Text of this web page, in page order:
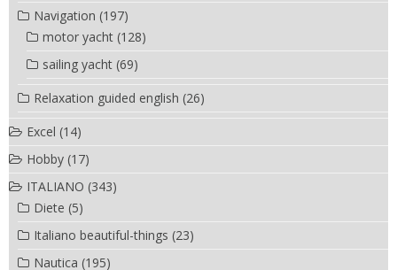
Navigation (197)
motor yacht (128)
sailing yacht (69)
Relaxation guided english (26)
Excel (14)
Hobby (17)
ITALIANO (343)
Diete (5)
Italiano beautiful-things (23)
Nautica (195)